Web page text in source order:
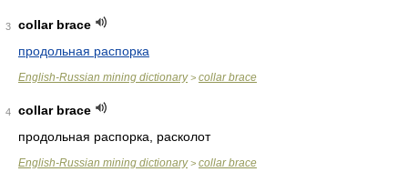
3
collar brace
продольная распорка
English-Russian mining dictionary> collar brace
4
collar brace
продольная распорка, расколот
English-Russian mining dictionary> collar brace